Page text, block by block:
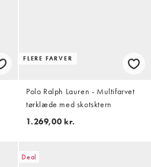
FLERE FARVER
Polo Ralph Lauren - Multifarvet
tørklæde med skotsktern
1.269,00 kr.
Deal